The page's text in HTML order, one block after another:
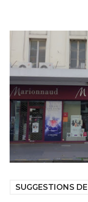
SUGGESTIONS